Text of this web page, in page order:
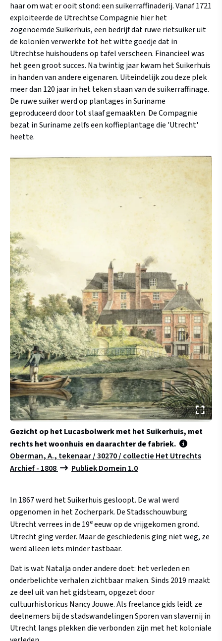
haar om wat er ooit stond: een suikerraffinaderij. Vanaf 1721
exploiteerde de Utrechtse Compagnie hier het
zogenoemde Suikerhuis, een bedrijf dat ruwe rietsuiker uit
de koloniën verwerkte tot het witte goedje dat in
Utrechtse huishoudens op tafel verscheen. Financieel was
het geen groot succes. Na twintig jaar kwam het Suikerhuis
in handen van andere eigenaren. Uiteindelijk zou deze plek
meer dan 120 jaar in het teken staan van de suikerraffinage.
De ruwe suiker werd op plantages in Suriname
geproduceerd door tot slaaf gemaakten. De Compagnie
bezat in Suriname zelfs een koffieplantage die 'Utrecht'
heette.
Gezicht op het Lucasbolwerk met het Suikerhuis, met
rechts het woonhuis en daarachter de fabriek.
Oberman, A., tekenaar / 30270 / collectie Het Utrechts
Archief - 1808
Publiek Domein 1.0
In 1867 werd het Suikerhuis gesloopt. De wal werd
opgenomen in het Zocherpark. De Stadsschouwburg
Utrecht verrees in de 19eeeuw op de vrijgekomen grond.
Utrecht ging verder. Maar de geschiedenis ging niet weg, ze
werd alleen iets minder tastbaar.
Dat is wat Natalja onder andere doet: het verleden en
onderbelichte verhalen zichtbaar maken. Sinds 2019 maakt
ze deel uit van het gidsteam, opgezet door
cultuurhistoricus Nancy Jouwe. Als freelance gids leidt ze
deelnemers bij de stadswandelingen Sporen van slavernij in
Utrecht langs plekken die verbonden zijn met het koloniale